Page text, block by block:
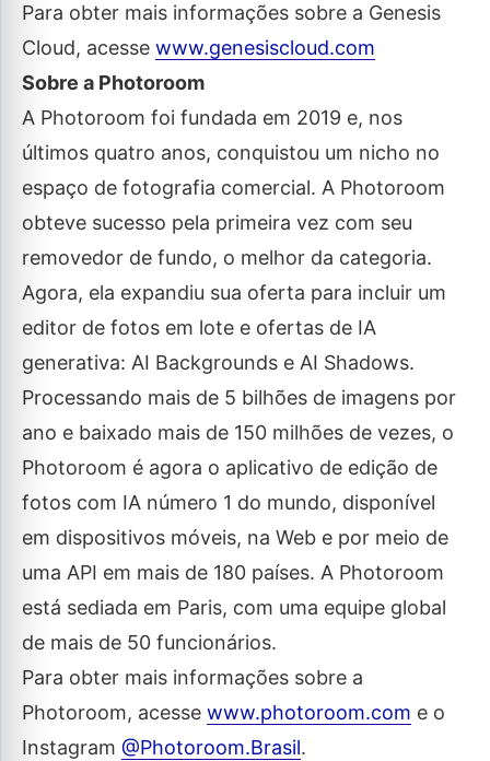
Para obter mais informações sobre a Genesis
Cloud, acesse www.genesiscloud.com
Sobre a Photoroom
A Photoroom foi fundada em 2019 e, nos
últimos quatro anos, conquistou um nicho no
espaço de fotografia comercial. A Photoroom
obteve sucesso pela primeira vez com seu
removedor de fundo, o melhor da categoria.
Agora, ela expandiu sua oferta para incluir um
editor de fotos em lote e ofertas de IA
generativa: AI Backgrounds e AI Shadows.
Processando mais de 5 bilhões de imagens por
ano e baixado mais de 150 milhões de vezes, o
Photoroom é agora o aplicativo de edição de
fotos com IA número 1 do mundo, disponível
em dispositivos móveis, na Web e por meio de
uma API em mais de 180 países. A Photoroom
está sediada em Paris, com uma equipe global
de mais de 50 funcionários.
Para obter mais informações sobre a
Photoroom, acesse www.photoroom.com e o
Instagram @Photoroom.Brasil.